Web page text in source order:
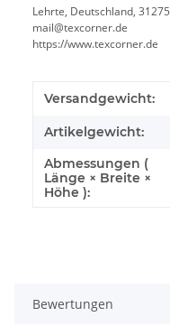
Lehrte, Deutschland, 31275
mail@texcorner.de
https://www.texcorner.de
Versandgewicht:
Artikelgewicht:
Abmessungen (
Länge × Breite ×
Höhe ):
Bewertungen